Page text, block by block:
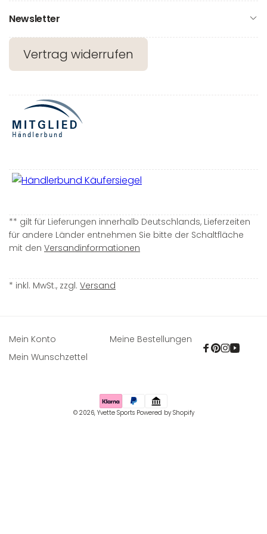
Newsletter
Vertrag widerrufen
** gilt für Lieferungen innerhalb Deutschlands, Lieferzeiten
für andere Länder entnehmen Sie bitte der Schaltfläche
mit den Versandinformationen
* inkl. MwSt., zzgl. Versand
Mein Konto
Meine Bestellungen
Mein Wunschzettel
Facebook
Pinterest
Zahlungsmethoden
© 2026, Yvette Sports Powered by Shopify